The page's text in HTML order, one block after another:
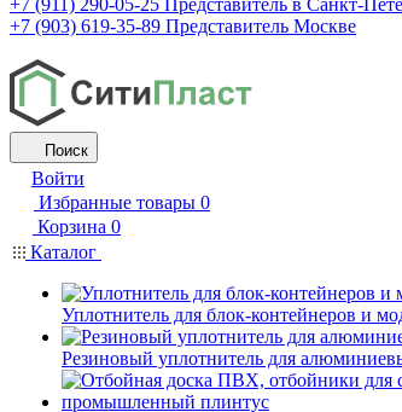
+7 (911) 290-05-25 Представитель в Санкт-
+7 (903) 619-35-89 Представитель Москве
Поиск
Войти
Избранные товары 0
Корзина 0
Каталог
Уплотнитель для блок-контейнеров и
Резиновый уплотнитель для